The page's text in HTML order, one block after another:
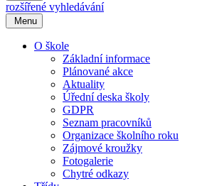
rozšířené vyhledávání
Menu
O škole
Základní informace
Plánované akce
Aktuality
Úřední deska školy
GDPR
Seznam pracovníků
Organizace školního roku
Zájmové kroužky
Fotogalerie
Chytré odkazy